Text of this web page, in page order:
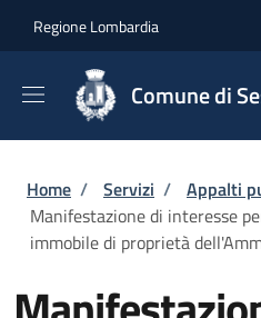
Regione Lombardia
Comune di
Briciole di pane
Home / Servizi / Appalti
Manifestazione di interesse
immobile di proprietà